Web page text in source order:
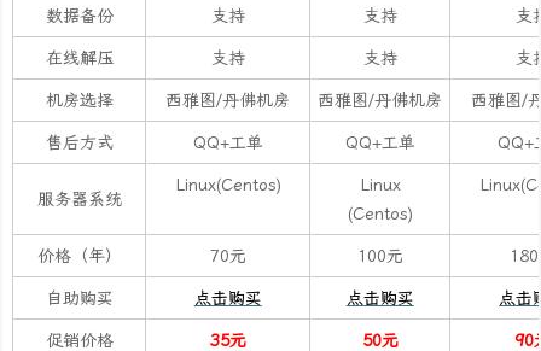
数据备份 支持 支持 支
在线解压 支持 支持 支
机房选择 西雅图/丹佛机房 西雅图/丹佛机房 西雅图/
售后方式 QQ+工单 QQ+工单 QQ+
服务器系统
Linux(Centos)
Linux
(Centos)
价格（年） 70元 100元
自助购买 点击购买 点击购买 点击
促销价格 35元 50元 90